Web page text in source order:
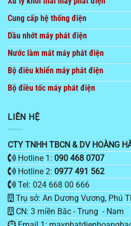
Cung cấp hệ thống điện
Dầu nhớt máy phát điện
Nước làm mát máy phát điện
Bộ điêu khiển máy phát điện
Bộ điều tốc máy phát điện
LIÊN HỆ
CTY TNHH TBCN & DV HOÀNG
Hotline 1: 090 468 0707
Hotline 2: 0977 491 562
Tel: 024 668 00 666
Trụ sở: An Dương Vương, Phú
CN: 3 miền Băc - Trung - Nam